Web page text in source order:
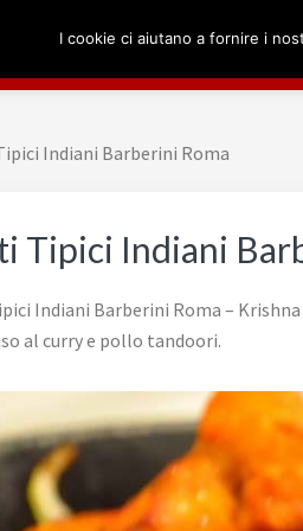
Indiani Barberini Roma
Tipici Indiani
Indiani Barberini Roma –
al curry e pollo tandoori.
I cookie ci aiutano a fornire i